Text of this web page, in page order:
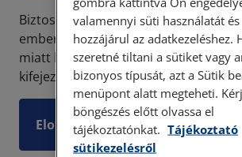
Biztos mindenki hallotta már a
emberölés kísérlete, vagy súlyos
miatt letartóztattak, elítéltek.
kifejezéssel is, hogy valakit e...
Elolvasom
valamennyi süti használatát és
hozzájárul az adatkezeléshez.
szeretné tiltani a sütiket vagy
bizonyos típusát, azt a Sütik
menüpont alatt megteheti.
böngészés előtt olvassa el
tájékoztatónkat. Tájékoztató
sütikezelésről